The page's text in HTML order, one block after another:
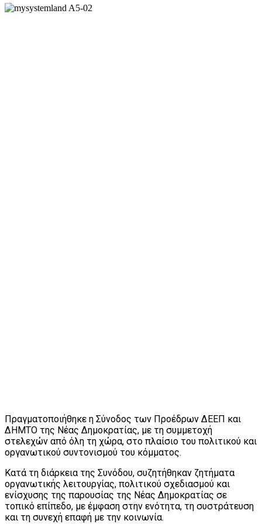
Πραγματοποιήθηκε η Σύνοδος των Προέδρων ΔΕΕΠ και
ΔΗΜΤΟ της Νέας Δημοκρατίας, με τη συμμετοχή
στελεχών από όλη τη χώρα, στο πλαίσιο του πολιτικού και
οργανωτικού συντονισμού του κόμματος.
Κατά τη διάρκεια της Συνόδου, συζητήθηκαν ζητήματα
οργανωτικής λειτουργίας, πολιτικού σχεδιασμού και
ενίσχυσης της παρουσίας της Νέας Δημοκρατίας σε
τοπικό επίπεδο, με έμφαση στην ενότητα, τη συστράτευση
και τη συνεχή επαφή με την κοινωνία.